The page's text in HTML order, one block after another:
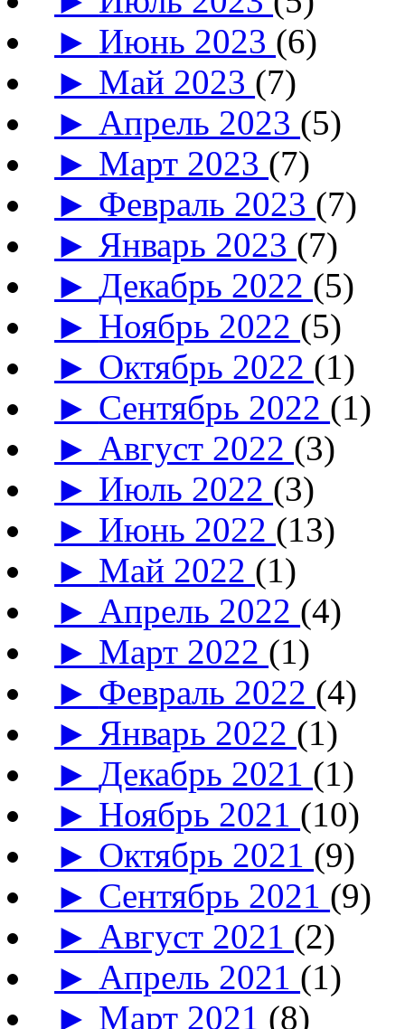
► Июнь 2023 (6)
► Май 2023 (7)
► Апрель 2023 (5)
► Март 2023 (7)
► Февраль 2023 (7)
► Январь 2023 (7)
►Декабрь 2022 (5)
► Ноябрь 2022 (5)
► Октябрь 2022 (1)
► Сентябрь 2022 (1)
► Август 2022 (3)
► Июль 2022 (3)
► Июнь 2022 (13)
► Май 2022 (1)
► Апрель 2022 (4)
► Март 2022 (1)
► Февраль 2022 (4)
► Январь 2022 (1)
►Декабрь 2021 (1)
► Ноябрь 2021 (10)
► Октябрь 2021 (9)
► Сентябрь 2021 (9)
► Август 2021 (2)
► Апрель 2021 (1)
► Март 2021 (8)